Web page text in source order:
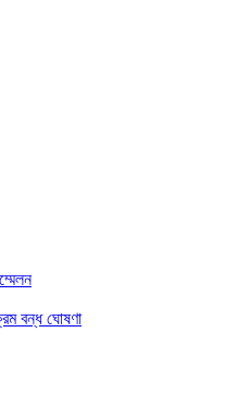
বন্ধ ঘোষণা